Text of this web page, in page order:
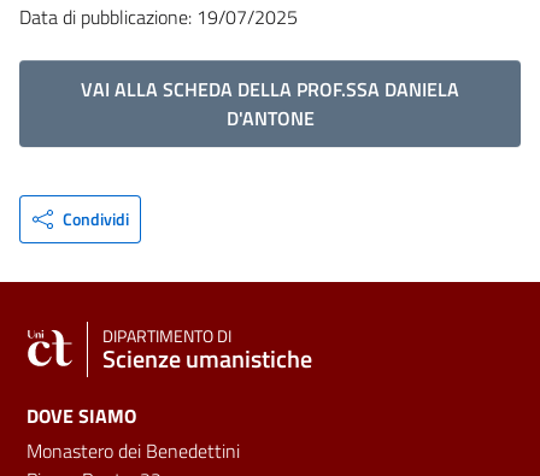
Data di pubblicazione: 19/07/2025
VAI ALLA SCHEDA DELLA PROF.SSA DANIELA
D'ANTONE
Condividi
DIPARTIMENTO DI
Scienze umanistiche
DOVE SIAMO
Monastero dei Benedettini